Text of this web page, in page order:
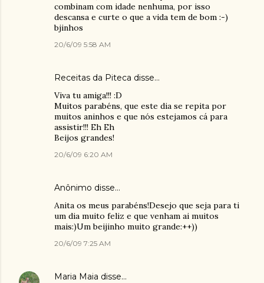
combinam com idade nenhuma, por isso
descansa e curte o que a vida tem de bom :-)
bjinhos
20/6/09 5:58 AM
Receitas da Piteca disse…
Viva tu amiga!!! :D
Muitos parabéns, que este dia se repita por
muitos aninhos e que nós estejamos cá para
assistir!!! Eh Eh
Beijos grandes!
20/6/09 6:20 AM
Anônimo disse…
Anita os meus parabéns!Desejo que seja para ti
um dia muito feliz e que venham ai muitos
mais:)Um beijinho muito grande:++))
20/6/09 7:25 AM
Maria Maia disse…